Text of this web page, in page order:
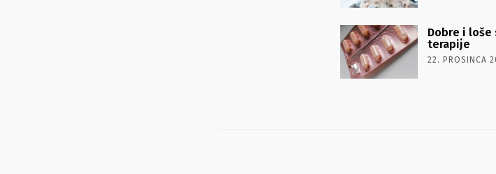
Dobre i loše
terapije
22. PROSINCA